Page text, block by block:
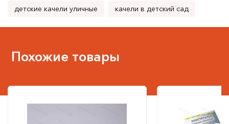
детские качели уличные качели в детский сад
Похожие товары